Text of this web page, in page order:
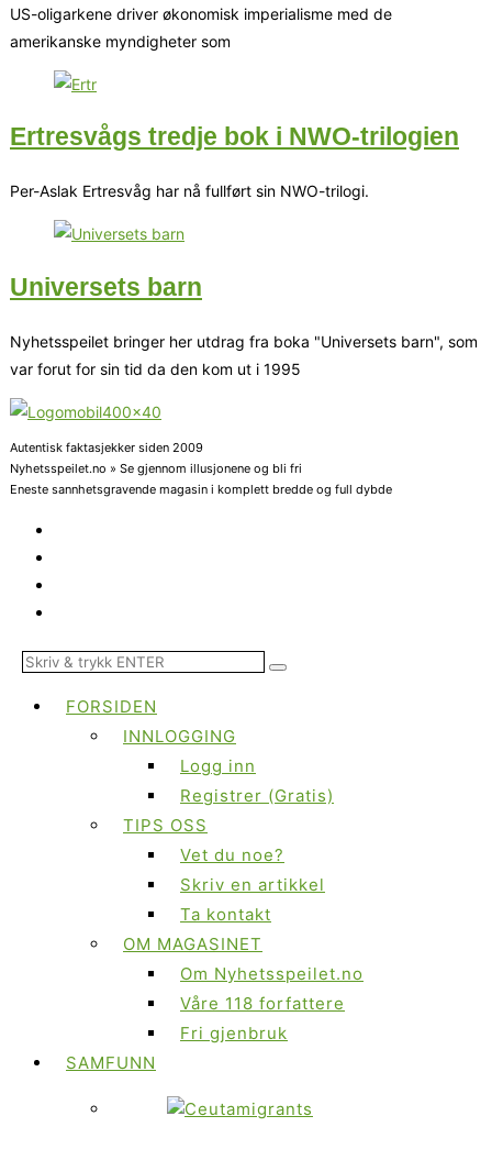
US-oligarkene driver økonomisk imperialisme med de
amerikanske myndigheter som
Ertresvågs tredje bok i NWO-trilogien
Per-Aslak Ertresvåg har nå fullført sin NWO-trilogi.
Universets barn
Nyhetsspeilet bringer her utdrag fra boka "Universets barn", som
var forut for sin tid da den kom ut i 1995
Autentisk faktasjekker siden 2009
Nyhetsspeilet.no » Se gjennom illusjonene og bli fri
Eneste sannhetsgravende magasin i komplett bredde og full dybde
FORSIDEN
INNLOGGING
Logg inn
Registrer (Gratis)
TIPS OSS
Vet du noe?
Skriv en artikkel
Ta kontakt
OM MAGASINET
Om Nyhetsspeilet.no
Våre 118 forfattere
Fri gjenbruk
SAMFUNN